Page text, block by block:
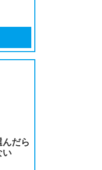
会社の対応に
詳細はこちら